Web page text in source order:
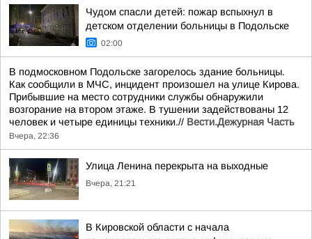
Чудом спасли детей: пожар вспыхнул в
детском отделении больницы в Подольске
02:00
В подмосковном Подольске загорелось здание больницы.
Как сообщили в МЧС, инцидент произошел на улице Кирова.
Прибывшие на место сотрудники службы обнаружили
возгорание на втором этаже. В тушении задействованы 12
человек и четыре единицы техники.// Вести.Дежурная Часть
Вчера, 22:36
Улица Ленина перекрыта на выходные
Вчера, 21:21
В Кировской области с начала